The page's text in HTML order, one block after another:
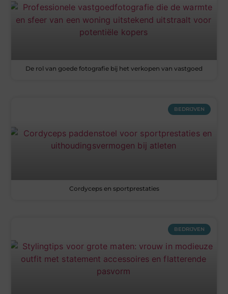
De rol van goede fotografie bij het verkopen van vastgoed
BEDRIJVEN
Cordyceps en sportprestaties
BEDRIJVEN